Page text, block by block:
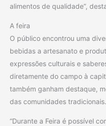
alimentos de qualidade”,
A feira
O público encontrou uma
bebidas a artesanato e
expressões culturais e
diretamente do campo à
também ganham destaque,
das comunidades tradicionais.
“Durante a Feira é possível